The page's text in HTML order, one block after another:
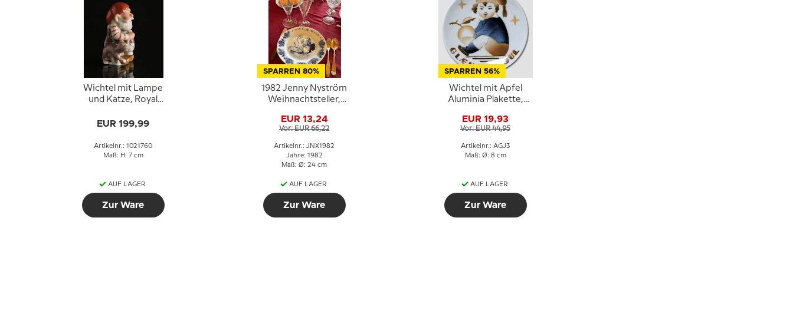
Wichtel mit Lampe
und Katze, Royal
Weihnachtsfigur Nr.
EUR 199,99
Artikelnr.: 1021760
Maß: H: 7 cm
AUF LAGER
Zur Ware
SPARREN 80%
1982 Jenny Nyström
Weihnachtsteller,
EUR 13,24
Vor: EUR 66,22
Artikelnr.: JNX1982
Jahre: 1982
Maß: Ø: 24 cm
AUF LAGER
Zur Ware
SPARREN 56%
Wichtel mit Apfel
Aluminia Plakette,
EUR 19,93
Vor: EUR 44,95
Artikelnr.: AGJ3
Maß: Ø: 8 cm
AUF LAGER
Zur Ware